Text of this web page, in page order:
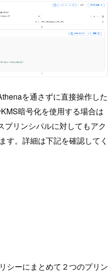
を通さずに直接操作した
暗号化を使用する場合は
プリンシパルに対してもアク
す。詳細は下記を確認してく
シーにまとめて２つのプリン